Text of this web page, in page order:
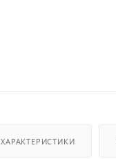
ХАРАКТЕРИСТИКИ